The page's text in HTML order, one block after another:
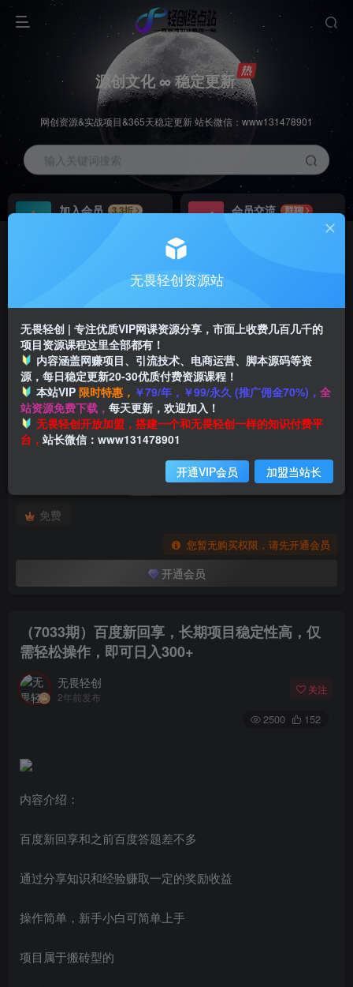
源创文化 ∞ 稳定更新
网创资源&实战项目&365天稳定更新 站长微信：www131478901
输入关键词搜索
加入会员
3.3折
会员交流
群聊
推广返佣高达70%
首页 创业课程 会员专属 正文
此内容为付费阅读，请付费后查看
会员专属资源
免费
您暂无购买权限，请先开通会员
开通会员
付费阅读
（7033期）百度新回享，长期项目稳定性高，仅
需轻松操作，即可日入300+
无畏轻创
2年前发布
关注
2500 152
内容介绍：
百度新回享和之前百度答题差不多
通过分享知识和经验赚取一定的奖励收益
操作简单，新手小白可简单上手
项目属于搬砖型的
无畏轻创资源站
无畏轻创 | 专注优质VIP网课资源分享，市面上收费几百几千的
项目资源课程这里全部都有！
内容涵盖网赚项目、引流技术、电商运营、脚本源码等资
源，每日稳定更新20-30优质付费资源课程！
本站VIP 限时特惠， ￥79/年，￥99/永久 (推广佣金70%)， 全
站资源免费下载， 每天更新，欢迎加入！
无畏轻创开放加盟，搭建一个和无畏轻创一样的知识付费平
台， 站长微信：www131478901
开通VIP会员 加盟当站长